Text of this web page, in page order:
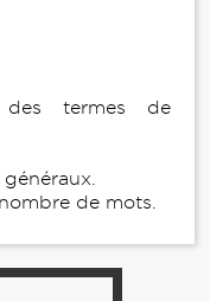
des termes de
de mots.